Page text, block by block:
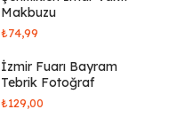
Makbuzu
₺74,99
İzmir Fuarı Bayram
Tebrik Fotoğraf
₺129,00